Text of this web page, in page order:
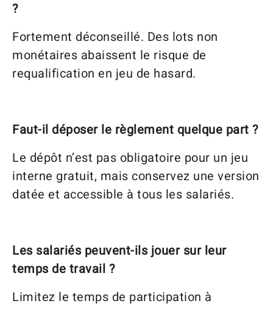
?
Fortement déconseillé. Des lots non
monétaires abaissent le risque de
requalification en jeu de hasard.
Faut-il déposer le règlement quelque part ?
Le dépôt n’est pas obligatoire pour un jeu
interne gratuit, mais conservez une version
datée et accessible à tous les salariés.
Les salariés peuvent-ils jouer sur leur
temps de travail ?
Limitez le temps de participation à